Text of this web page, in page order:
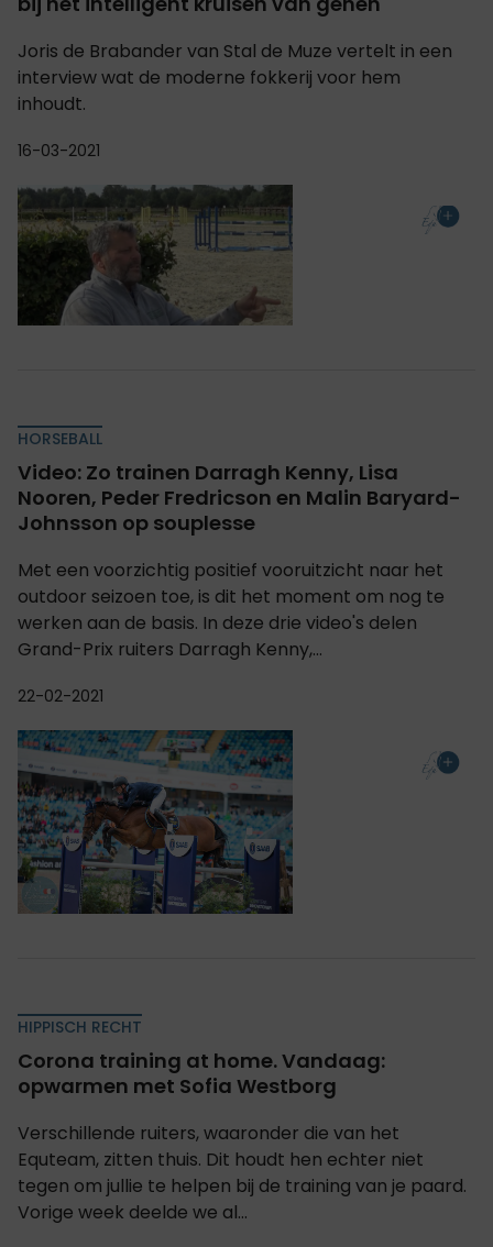
Joris de Brabander van Stal de Muze vertelt in een
interview wat de moderne fokkerij voor hem
inhoudt.
16-03-2021
HORSEBALL
Video: Zo trainen Darragh Kenny, Lisa
Nooren, Peder Fredricson en Malin Baryard-
Johnsson op souplesse
Met een voorzichtig positief vooruitzicht naar het
outdoor seizoen toe, is dit het moment om nog te
werken aan de basis. In deze drie video's delen
Grand-Prix ruiters Darragh Kenny,...
22-02-2021
HIPPISCH RECHT
Corona training at home. Vandaag:
opwarmen met Sofia Westborg
Verschillende ruiters, waaronder die van het
Equteam, zitten thuis. Dit houdt hen echter niet
tegen om jullie te helpen bij de training van je paard.
Vorige week deelde we al...